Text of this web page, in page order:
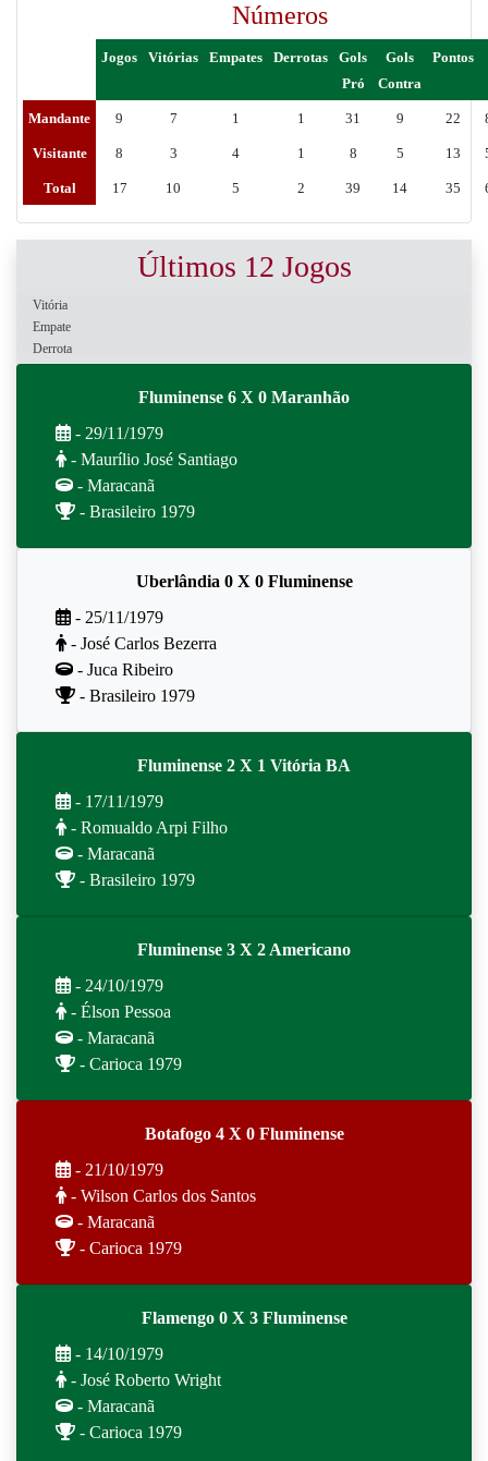
Números
Jogos Vitórias Empates Derrotas
Gols
Pró
Gols
Contra
Pontos
Mandante 9 7 1 1 31 9 22
Visitante 8 3 4 1 8 5 13
Total 17 10 5 2 39 14 35
Últimos 12 Jogos
Vitória
Empate
Derrota
Fluminense 6 X 0 Maranhão
- 29/11/1979
- Maurílio José Santiago
- Maracanã
- Brasileiro 1979
Uberlândia 0 X 0 Fluminense
- 25/11/1979
- José Carlos Bezerra
- Juca Ribeiro
- Brasileiro 1979
Fluminense 2 X 1 Vitória BA
- 17/11/1979
- Romualdo Arpi Filho
- Maracanã
- Brasileiro 1979
Fluminense 3 X 2 Americano
- 24/10/1979
- Élson Pessoa
- Maracanã
- Carioca 1979
Botafogo 4 X 0 Fluminense
- 21/10/1979
- Wilson Carlos dos Santos
- Maracanã
- Carioca 1979
Flamengo 0 X 3 Fluminense
- 14/10/1979
- José Roberto Wright
- Maracanã
- Carioca 1979